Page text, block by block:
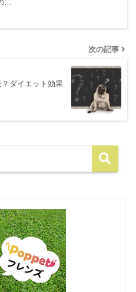
…
次の記事
ダイエット効果